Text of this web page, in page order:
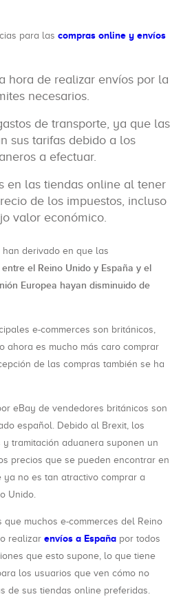
para las compras online y envíos
hora de realizar envíos por la
necesarios.
de transporte, ya que las
sus tarifas debido a los
a efectuar.
en las tiendas online al tener
de los impuestos, incluso
valor económico.
han derivado en que las
el Reino Unido y España y el
Europea hayan disminuido de
e-commerces son británicos,
ahora es mucho más caro comprar
de las compras también se ha
eBay de vendedores británicos son
español. Debido al Brexit, los
tramitación aduanera suponen un
precios que se pueden encontrar en
no es tan atractivo comprar a
Unido.
muchos e-commerces del Reino
realizar envíos a España por todos
que esto supone, lo que tiene
los usuarios que ven cómo no
de sus tiendas online preferidas.